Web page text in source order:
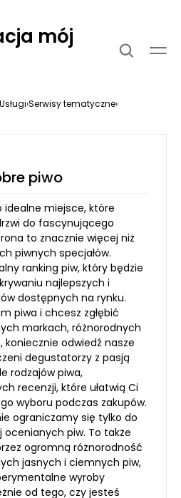
mój
Usługi›Serwisy tematyczne›
piwo
miejsce, które
do fascynującego
to znacznie więcej niż
piwnych specjałów.
ranking piw, który będzie
najlepszych i
dostępnych na rynku.
piwa i chcesz zgłębić
markach, różnorodnych
odwiedź nasze
degustatorzy z pasją
rodzajów piwa,
recenzji, które ułatwią Ci
wyboru podczas zakupów.
ograniczamy się tylko do
ocenianych piw. To także
ogromną różnorodność
jasnych i ciemnych piw,
wyroby
od tego, czy jesteś